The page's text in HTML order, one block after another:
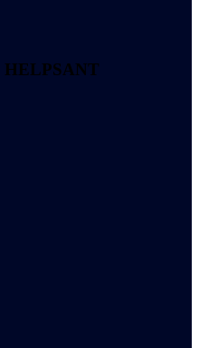
HELPSANT